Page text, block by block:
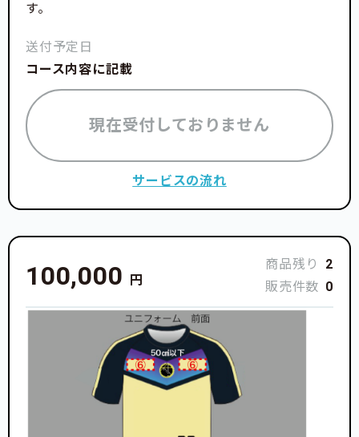
す。
送付予定日
コース内容に記載
現在受付しておりません
サービスの流れ
100,000 円
商品残り
2
販売件数 0